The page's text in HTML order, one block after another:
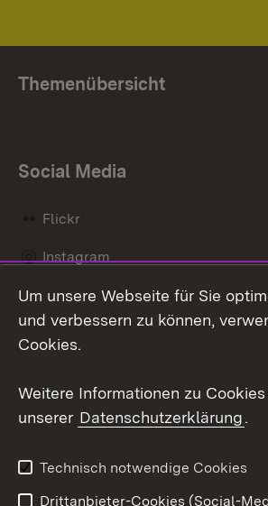
Themenübersicht
Social Media
Flickr
Instagram
Social Wall
Barrierefreiheit
Um unsere Webseite für Sie
und verbessern zu können,
Cookies.
Weitere Informationen zu
unserer Datenschutzerklärung.
Technisch notwendige Cookies
Drittanbieter-Cookies (Social-